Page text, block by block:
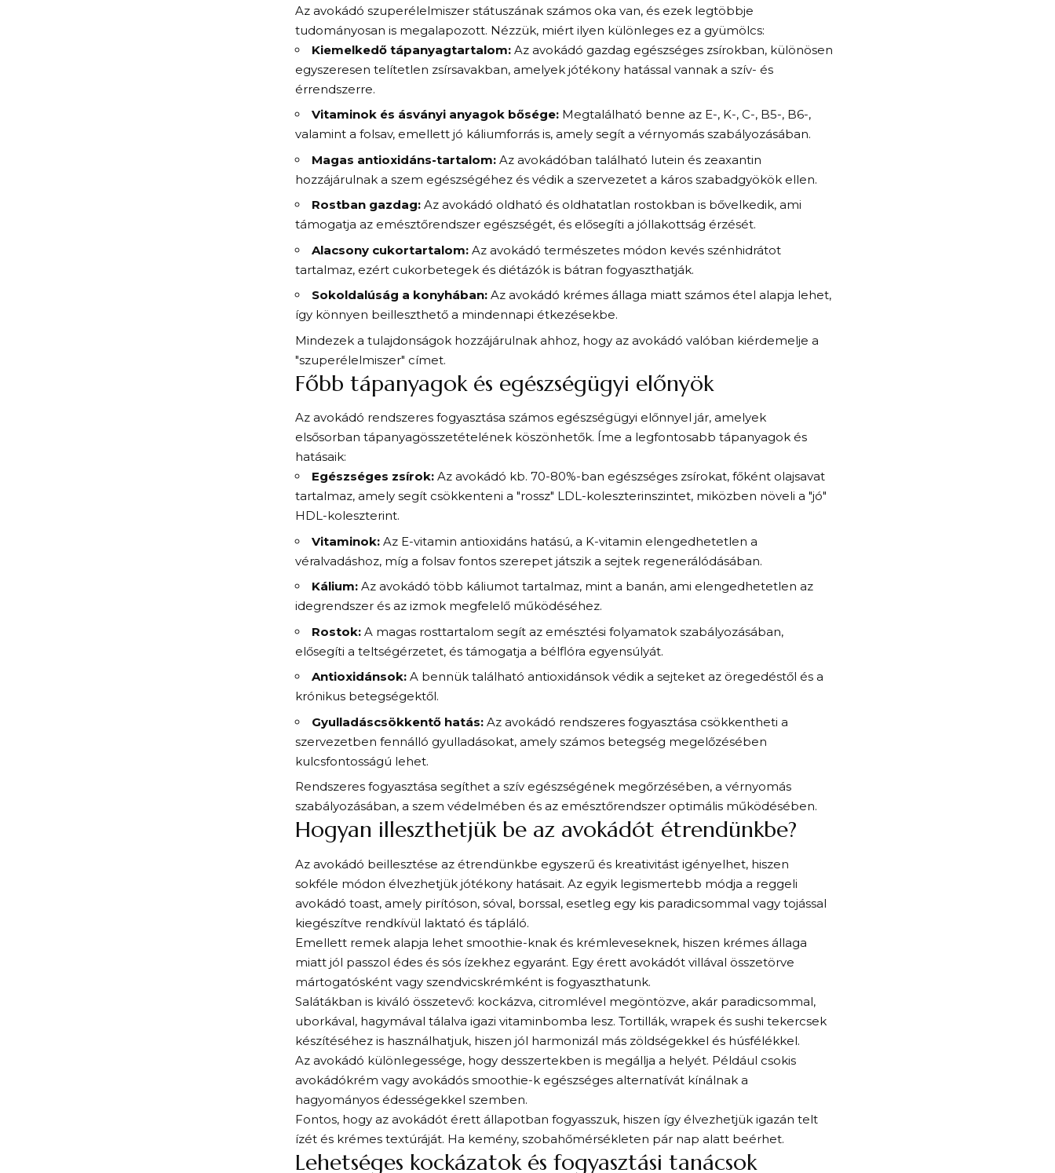
Az avokádó szuperélelmiszer státuszának számos oka van, és ezek legtöbbje
tudományosan is megalapozott. Nézzük, miért ilyen különleges ez a gyümölcs:
Kiemelkedő tápanyagtartalom: Az avokádó gazdag egészséges zsírokban, különösen
egyszeresen telítetlen zsírsavakban, amelyek jótékony hatással vannak a szív- és
érrendszerre.
Vitaminok és ásványi anyagok bősége: Megtalálható benne az E-, K-, C-, B5-, B6-,
valamint a folsav, emellett jó káliumforrás is, amely segít a vérnyomás szabályozásában.
Magas antioxidáns-tartalom: Az avokádóban található lutein és zeaxantin
hozzájárulnak a szem egészségéhez és védik a szervezetet a káros szabadgyökök ellen.
Rostban gazdag: Az avokádó oldható és oldhatatlan rostokban is bővelkedik, ami
támogatja az emésztőrendszer egészségét, és elősegíti a jóllakottság érzését.
Alacsony cukortartalom: Az avokádó természetes módon kevés szénhidrátot
tartalmaz, ezért cukorbetegek és diétázók is bátran fogyaszthatják.
Sokoldalúság a konyhában: Az avokádó krémes állaga miatt számos étel alapja lehet,
így könnyen beilleszthető a mindennapi étkezésekbe.
Mindezek a tulajdonságok hozzájárulnak ahhoz, hogy az avokádó valóban kiérdemelje a
"szuperélelmiszer" címet.
Főbb tápanyagok és egészségügyi előnyök
Az avokádó rendszeres fogyasztása számos egészségügyi előnnyel jár, amelyek
elsősorban tápanyagösszetételének köszönhetők. Íme a legfontosabb tápanyagok és
hatásaik:
Egészséges zsírok: Az avokádó kb. 70-80%-ban egészséges zsírokat, főként olajsavat
tartalmaz, amely segít csökkenteni a "rossz" LDL-koleszterinszintet, miközben növeli a "jó"
HDL-koleszterint.
Vitaminok: Az E-vitamin antioxidáns hatású, a K-vitamin elengedhetetlen a
véralvadáshoz, míg a folsav fontos szerepet játszik a sejtek regenerálódásában.
Kálium: Az avokádó több káliumot tartalmaz, mint a banán, ami elengedhetetlen az
idegrendszer és az izmok megfelelő működéséhez.
Rostok: A magas rosttartalom segít az emésztési folyamatok szabályozásában,
elősegíti a teltségérzetet, és támogatja a bélflóra egyensúlyát.
Antioxidánsok: A bennük található antioxidánsok védik a sejteket az öregedéstől és a
krónikus betegségektől.
Gyulladáscsökkentő hatás: Az avokádó rendszeres fogyasztása csökkentheti a
szervezetben fennálló gyulladásokat, amely számos betegség megelőzésében
kulcsfontosságú lehet.
Rendszeres fogyasztása segíthet a szív egészségének megőrzésében, a vérnyomás
szabályozásában, a szem védelmében és az emésztőrendszer optimális működésében.
Hogyan illeszthetjük be az avokádót étrendünkbe?
Az avokádó beillesztése az étrendünkbe egyszerű és kreativitást igényelhet, hiszen
sokféle módon élvezhetjük jótékony hatásait. Az egyik legismertebb módja a reggeli
avokádó toast, amely pirítóson, sóval, borssal, esetleg egy kis paradicsommal vagy tojással
kiegészítve rendkívül laktató és tápláló.
Emellett remek alapja lehet smoothie-knak és krémleveseknek, hiszen krémes állaga
miatt jól passzol édes és sós ízekhez egyaránt. Egy érett avokádót villával összetörve
mártogatósként vagy szendvicskrémként is fogyaszthatunk.
Salátákban is kiváló összetevő: kockázva, citromlével megöntözve, akár paradicsommal,
uborkával, hagymával tálalva igazi vitaminbomba lesz. Tortillák, wrapek és sushi tekercsek
készítéséhez is használhatjuk, hiszen jól harmonizál más zöldségekkel és húsfélékkel.
Az avokádó különlegessége, hogy desszertekben is megállja a helyét. Például csokis
avokádókrém vagy avokádós smoothie-k egészséges alternatívát kínálnak a
hagyományos édességekkel szemben.
Fontos, hogy az avokádót érett állapotban fogyasszuk, hiszen így élvezhetjük igazán telt
ízét és krémes textúráját. Ha kemény, szobahőmérsékleten pár nap alatt beérhet.
Lehetséges kockázatok és fogyasztási tanácsok